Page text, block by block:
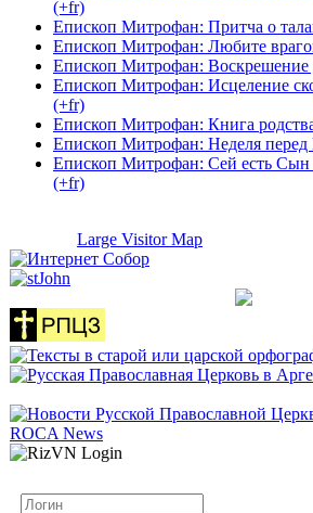
(+fr)
Епископ Митрофан: Притча о
Епископ Митрофан: Любите
Епископ Митрофан: Воскрешение
Епископ Митрофан: Исцеление
(+fr)
Епископ Митрофан: Книга
Епископ Митрофан: Неделя
Епископ Митрофан: Сей есть
(+fr)
Large Visitor Map